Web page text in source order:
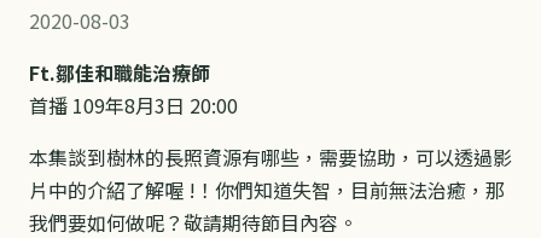
2020-08-03
Ft.鄒佳和職能治療師
首播 109年8月3日 20:00
本集談到樹林的長照資源有哪些，需要協助，可以透過影
片中的介紹了解喔 !！你們知道失智，目前無法治癒，那
我們要如何做呢？敬請期待節目內容。